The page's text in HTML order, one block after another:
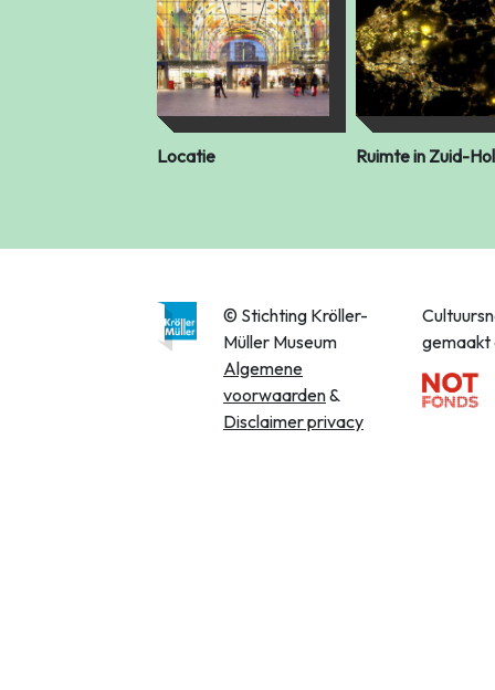
Locatie Ruimte in Zuid-
© Stichting Kröller-
Müller Museum
Algemene
voorwaarden&
Disclaimer privacy
gemaakt